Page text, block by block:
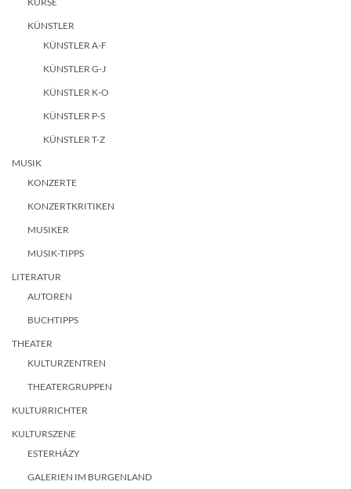
KÜNSTLER
KÜNSTLER A-F
KÜNSTLER G-J
KÜNSTLER K-O
KÜNSTLER P-S
KÜNSTLER T-Z
MUSIK
KONZERTE
KONZERTKRITIKEN
MUSIKER
MUSIK-TIPPS
LITERATUR
AUTOREN
BUCHTIPPS
THEATER
KULTURZENTREN
THEATERGRUPPEN
KULTURRICHTER
KULTURSZENE
ESTERHÁZY
GALERIEN IM BURGENLAND